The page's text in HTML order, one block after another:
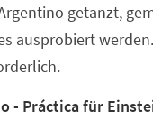
getanzt,
ausprobiert
- Práctica für